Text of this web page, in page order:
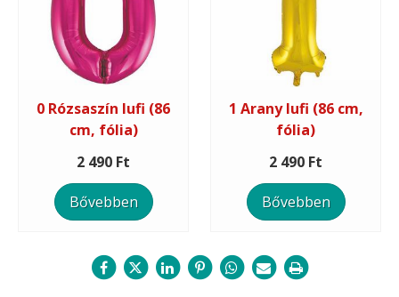
0 Rózsaszín lufi (86
cm, fólia)
2 490 Ft
Bővebben
1 Arany lufi (86 cm,
fólia)
2 490 Ft
Bővebben